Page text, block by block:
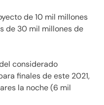
de 10 mil millones
de 30 mil millones de
considerado
finales de este 2021,
la noche (6 mil